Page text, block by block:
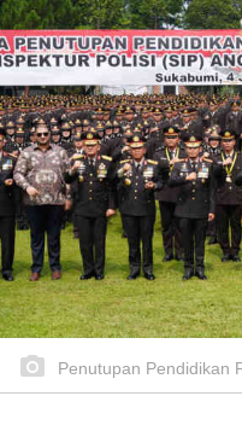
Penutupan Pendidikan